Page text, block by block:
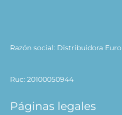
Razón social: Distribuidora
Ruc: 20100050944
Páginas legales